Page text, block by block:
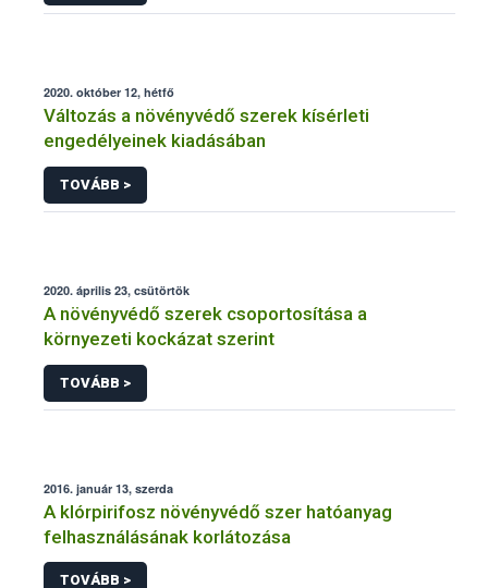
2020. október 12, hétfő
Változás a növényvédő szerek kísérleti
engedélyeinek kiadásában
TOVÁBB >
2020. április 23, csütörtök
A növényvédő szerek csoportosítása a
környezeti kockázat szerint
TOVÁBB >
2016. január 13, szerda
A klórpirifosz növényvédő szer hatóanyag
felhasználásának korlátozása
TOVÁBB >